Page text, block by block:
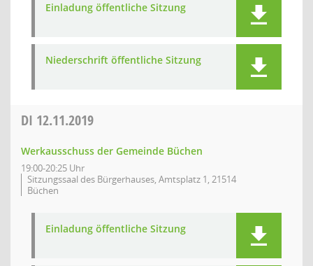
Einladung öffentliche Sitzung
Niederschrift öffentliche Sitzung
DI 12.11.2019
Werkausschuss der Gemeinde Büchen
19:00-20:25 Uhr
Sitzungssaal des Bürgerhauses, Amtsplatz 1, 21514
Büchen
Einladung öffentliche Sitzung